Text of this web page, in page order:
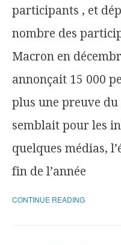
participants , et
nombre des
Macron en
annonçait 15 000
plus une preuve du
semblait pour les
quelques médias,
fin de l’année
CONTINUE READING